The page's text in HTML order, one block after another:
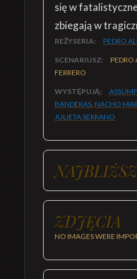
się w
zbiegają w
REŻYSERIA: PEDRO
SCENARIUSZ:
PEDRO
FERRERO
WYSTĘPUJĄ:
BANDERAS, NACHO
JULIETA SERRANO
ZDJĘCIA
NO IMAGES WERE